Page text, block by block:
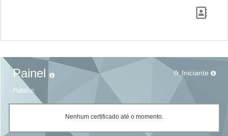
Painel
Público
star_border Iniciante
Nenhum certificado até o momento.